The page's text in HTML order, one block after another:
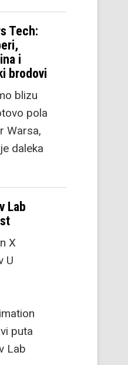
Tech:
i
brodovi
blizu
pola
Warsa,
daleka
Lab
X
U
puta
Lab